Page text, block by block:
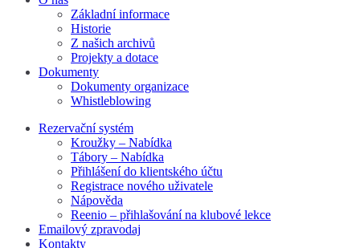
Základní informace
Historie
Z našich archivů
Projekty a dotace
Dokumenty
Dokumenty organizace
Whistleblowing
Rezervační systém
Kroužky – Nabídka
Tábory – Nabídka
Přihlášení do klientského účtu
Registrace nového uživatele
Nápověda
Reenio – přihlašování na klubové lekce
Emailový zpravodaj
Kontakty